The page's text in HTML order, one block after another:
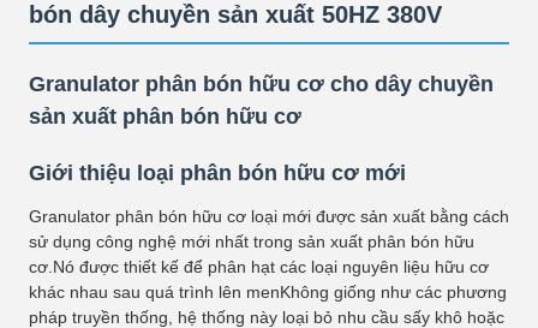
bón dây chuyền sản xuất 50HZ 380V
Granulator phân bón hữu cơ cho dây chuyền
sản xuất phân bón hữu cơ
Giới thiệu loại phân bón hữu cơ mới
Granulator phân bón hữu cơ loại mới được sản xuất bằng cách
sử dụng công nghệ mới nhất trong sản xuất phân bón hữu
cơ.Nó được thiết kế để phân hạt các loại nguyên liệu hữu cơ
khác nhau sau quá trình lên menKhông giống như các phương
pháp truyền thống, hệ thống này loại bỏ nhu cầu sấy khô hoặc